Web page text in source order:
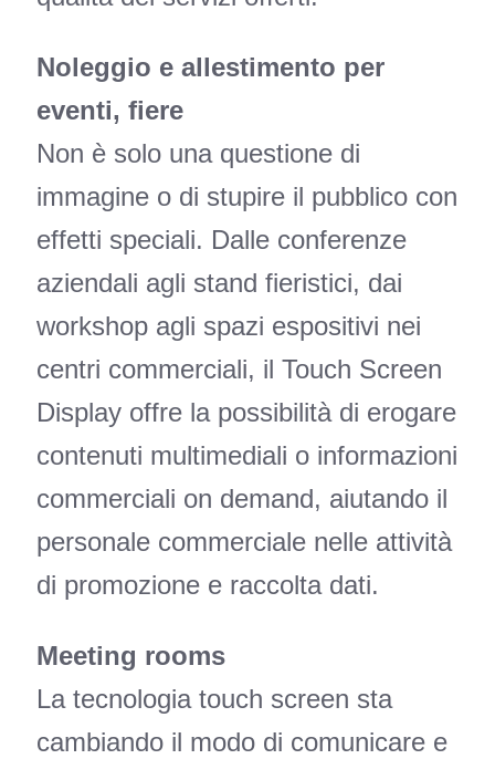
Noleggio e allestimento per
eventi, fiere
Non è solo una questione di
immagine o di stupire il pubblico con
effetti speciali. Dalle conferenze
aziendali agli stand fieristici, dai
workshop agli spazi espositivi nei
centri commerciali, il Touch Screen
Display offre la possibilità di erogare
contenuti multimediali o informazioni
commerciali on demand, aiutando il
personale commerciale nelle attività
di promozione e raccolta dati.
Meeting rooms
La tecnologia touch screen sta
cambiando il modo di comunicare e